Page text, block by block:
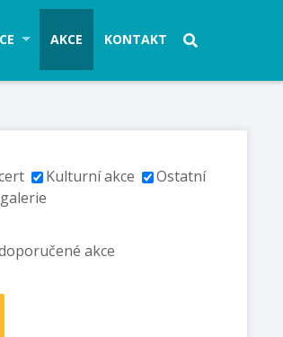
AKCE KONTAKT
Kulturní akce
Ostatní
akce